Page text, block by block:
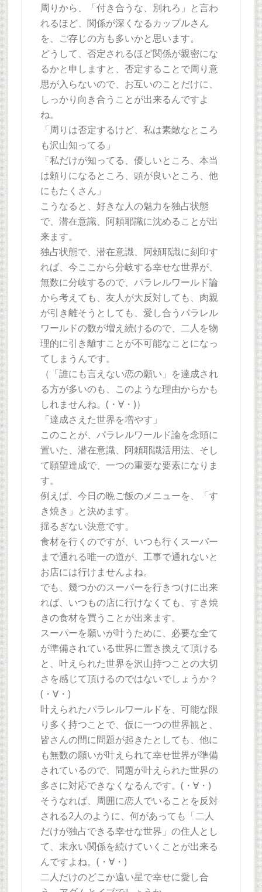
周りから、「付き合うな、別れろ」と言わ
れるほど、関係が深くなるカップルさん
を、ご存じの方も多いかと思います。
どうして、否定されるほど関係が親密にな
るかと申しますと、否定することで周り意
思が入らないので、お互いのことだけに、
しっかり向き合うことが出来るんですよ
ね。
「周りは否定するけど、私は素敵なところ
も沢山知ってる」
「私だけが知ってる、優しいところ、本当
は頼りになるところ、頭が良いところ、他
にもたくさん」
こうなると、好きな人の魅力を独占状態
で、潜在意識、阿頼耶識に沈めることが出
来ます。
独占状態で、潜在意識、阿頼耶識に刻印す
れば、今ここから分岐する幸せな世界が、
無数に分岐するので、パラレルワールド論
から考えても、友人が大反対しても、肉親
が引き離そうとしても、愛し合うパラレル
ワールドの数が増え続けるので、二人を物
理的に引き離すことが不可能なことになっ
てしまうんです。
（「誰にも言えない恋の願い」を達成され
る方が多いのも、このような理由からかも
しれませんね。(・∀・)）
「達成さえた世界を増やす」
このことが、パラレルワールド論を念頭に
置いた、潜在意識、阿頼耶識活用法、そし
て願望達成で、一つの重要な要素になりま
す。
例えば、今日の晩ご飯のメニューを、「す
き焼き」と決めます。
揺るぎない決意です。
食材を行くのですが、いつも行くスーパー
まで通れる唯一の道が、工事で通れないと
お店には行けませんよね。
でも、幾つかのスーパーを行きつけに出来
れば、いつもの店に行けなくても、すき焼
きの食材を買うことが出来ます。
スーパーを願いが叶うために、必要な全て
が準備されている世界に置き換えて頂ける
と、叶えられた世界を沢山持つことの大切
さを感じて頂けるのではないでしょうか？
(・∀・)
叶えられたパラレルワールドを、可能な限
り多く持つことで、仮に一つの世界観と、
皆さんの間に問題が起きたとしても、他に
も無数の願いが叶えられて幸せ世界が準備
されているので、問題が叶えられた世界の
多さに対応できなくなるんです。(・∀・)
そうなれば、周囲に恋人でいることを反対
される2人のように、何があっても「二人
だけが独占できる幸せな世界」の住人とし
て、末永い関係を続けていくことが出来る
んですよね。(・∀・)
二人だけのどこか遠い星で幸せに愛し合